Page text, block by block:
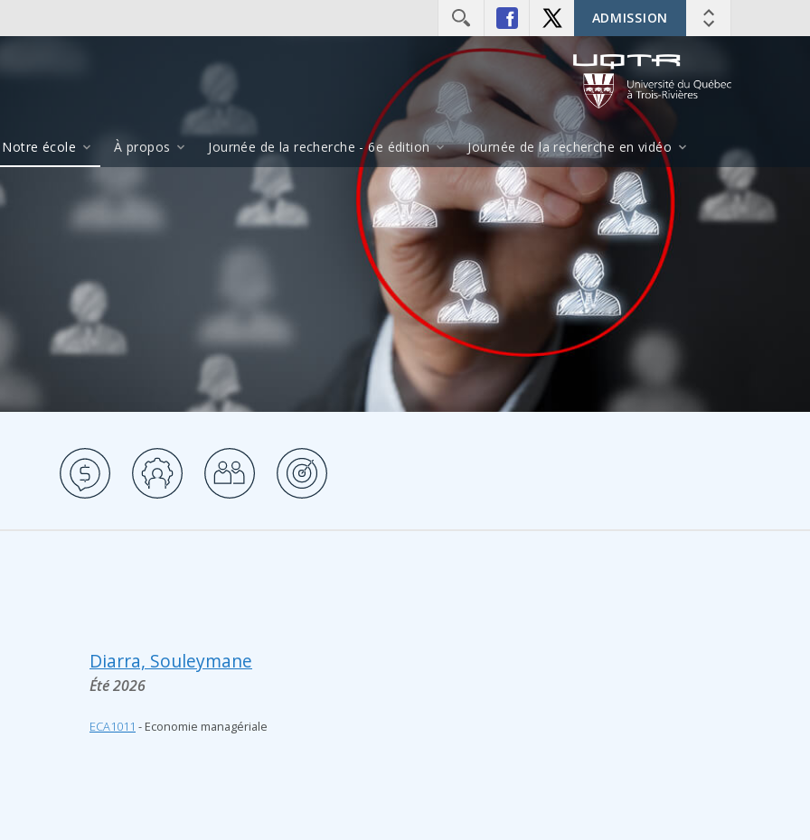
ADMISSION
Notre école À propos Journée de la recherche - 6e édition Journée de la recherche en vidéo
Diarra, Souleymane
Été 2026
ECA1011 - Economie managériale